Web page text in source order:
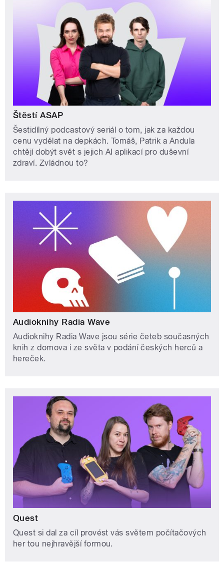
Štěstí ASAP
Šestidílný podcastový seriál o tom, jak za každou
cenu vydělat na depkách. Tomáš, Patrik a Andula
chtějí dobýt svět s jejich AI aplikací pro duševní
zdraví. Zvládnou to?
Audioknihy Radia Wave
Audioknihy Radia Wave jsou série četeb současných
knih z domova i ze světa v podání českých herců a
hereček.
Quest
Quest si dal za cíl provést vás světem počítačových
her tou nejhravější formou.